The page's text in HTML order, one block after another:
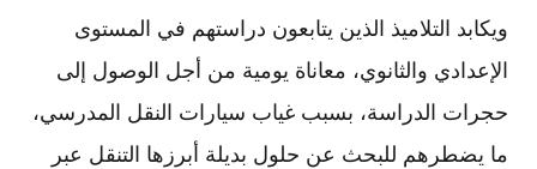
ويكابد التلاميذ الذين يتابعون دراستهم في المستوى
الإعدادي والثانوي، معاناة يومية من أجل الوصول إلى
حجرات الدراسة، بسبب غياب سيارات النقل المدرسي،
ما يضطرهم للبحث عن حلول بديلة أبرزها التنقل عبر